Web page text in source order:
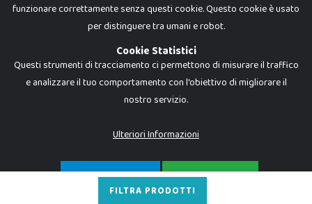
FILTRA PRODOTTI
Dadi e Mattoncini è un brand di Giocabene Srl. Ogni riproduzione o utilizzo non
I prezzi e le promozioni pubblicate potrebbero differire da quanto esposto in
P.IVA 02608090425 - REA AN201199 - C.S. 10.000 i.v.
funzionare correttamente senza questi cookie. Questo cookie è usato
per distinguere tra umani e robot.
Cookie Statistici
Questi strumenti di tracciamento ci permettono di misurare il traffico
e analizzare il tuo comportamento con l'obiettivo di migliorare il
nostro servizio.
Ulteriori Informazioni
SOLO NECESSARI ACCETTA TUTTO